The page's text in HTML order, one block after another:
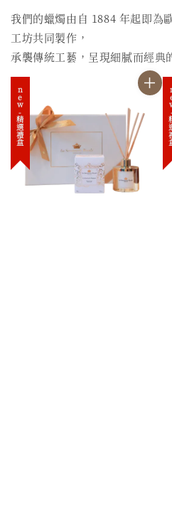
我們的蠟燭由自 1884 年起即為
工坊共同製作，
承襲傳統工藝，呈現細膩而經典
new-精選禮盒